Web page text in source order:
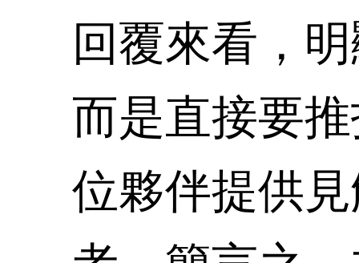
回覆來看，
而是直接要
位夥伴提供